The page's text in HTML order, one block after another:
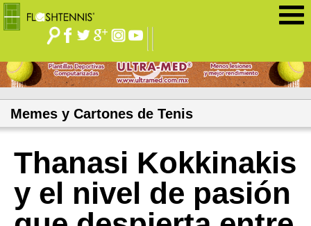
Memes y Cartones de Tenis
Thanasi Kokkinakis
y el nivel de pasión